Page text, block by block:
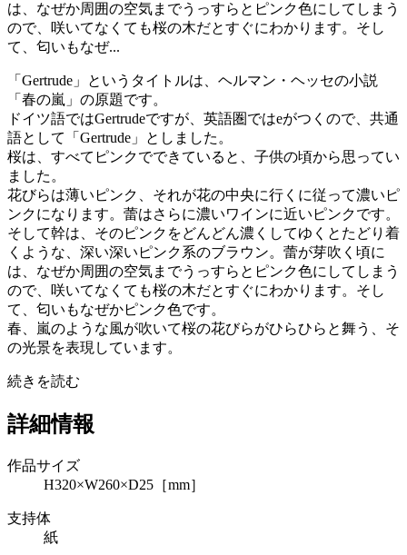
は、なぜか周囲の空気までうっすらとピンク色にしてしまう
ので、咲いてなくても桜の木だとすぐにわかります。そし
て、匂いもなぜ...
「Gertrude」というタイトルは、ヘルマン・ヘッセの小説
「春の嵐」の原題です。
ドイツ語ではGertrudeですが、英語圏ではeがつくので、共通
語として「Gertrude」としました。
桜は、すべてピンクでできていると、子供の頃から思ってい
ました。
花びらは薄いピンク、それが花の中央に行くに従って濃いピ
ンクになります。蕾はさらに濃いワインに近いピンクです。
そして幹は、そのピンクをどんどん濃くしてゆくとたどり着
くような、深い深いピンク系のブラウン。蕾が芽吹く頃に
は、なぜか周囲の空気までうっすらとピンク色にしてしまう
ので、咲いてなくても桜の木だとすぐにわかります。そし
て、匂いもなぜかピンク色です。
春、嵐のような風が吹いて桜の花びらがひらひらと舞う、そ
の光景を表現しています。
続きを読む
詳細情報
作品サイズ
H320×W260×D25［mm］
支持体
紙